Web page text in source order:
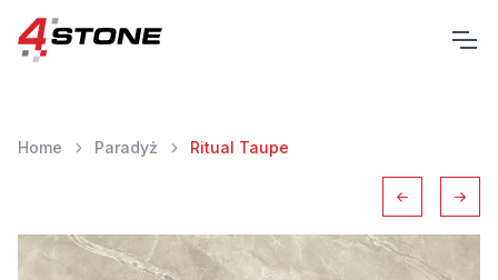
Home Paradyż Ritual Taupe